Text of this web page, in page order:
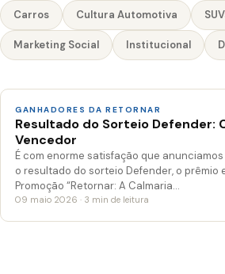
Carros Cultura Automotiva
Marketing Social Institucional
GANHADORES DA RETORNAR
Resultado do Sorteio Defender:
Vencedor
É com enorme satisfação que
o resultado do sorteio Defender, o prêmio
Promoção “Retornar: A Calmaria…
09 maio 2026 · 3 min de leitura